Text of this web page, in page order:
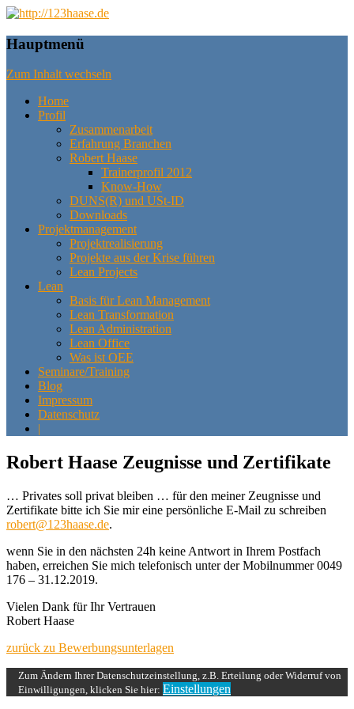
http://123haase.de
das machbare machen, das mögliche
planen, das unmögliche denken
Hauptmenü
Zum Inhalt wechseln
Home
Profil
Zusammenarbeit
Erfahrung Branchen
Robert Haase
Trainerprofil 2012
Know-How
DUNS(R) und USt-ID
Downloads
Projektmanagement
Projektrealisierung
Projekte aus der Krise führen
Lean Projects
Lean
Basis für Lean Management
Lean Transformation
Lean Administration
Lean Office
Was ist OEE
Seminare/Training
Blog
Impressum
Datenschutz
|
Robert Haase Zeugnisse und Zertifikate
… Privates soll privat bleiben … für den meiner Zeugnisse und
Zertifikate bitte ich Sie mir eine persönliche E-Mail zu schreiben
robert@123haase.de.
wenn Sie in den nächsten 24h keine Antwort in Ihrem Postfach
haben, erreichen Sie mich telefonisch unter der Mobilnummer 0049
176 – 31.12.2019.
Vielen Dank für Ihr Vertrauen
Robert Haase
zurück zu Bewerbungsunterlagen
Zum Ändern Ihrer Datenschutzeinstellung, z.B. Erteilung oder Widerruf von
Einwilligungen, klicken Sie hier: Einstellungen